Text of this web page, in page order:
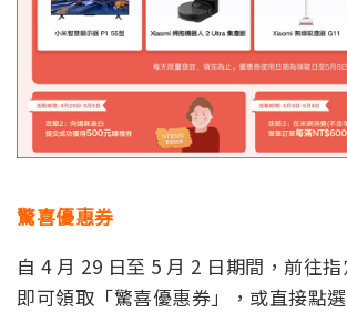
驚喜優惠券
自 4 月 29 日至 5 月 2 日期間，前往
即可領取「驚喜優惠券」，或直接點